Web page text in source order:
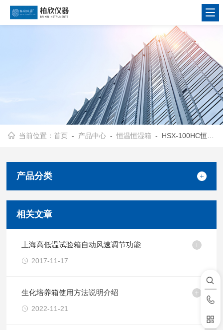
当前位置：首页 - 产品中心 -恒温恒湿箱 - HSX-100HC恒温恒湿箱
产品分类
相关文章
上海高低温试验箱自动风速调节功能
2017-11-17
生化培养箱使用方法说明介绍
2022-11-21